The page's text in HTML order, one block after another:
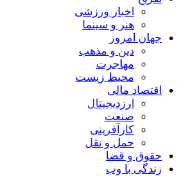
اخبار ورزشی
هنر و سینما
جهان امروز
دین و مذهب
مهاجرت
محیط زیست
اقتصاد مالی
ارزدیجیتال
صنعت
کارآفرینی
حمل و نقل
حقوق و قضا
زندگی با وب